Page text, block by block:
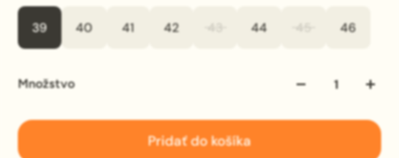
39 40 41 42 43 44 45 46
Množstvo
Pridať do košíka